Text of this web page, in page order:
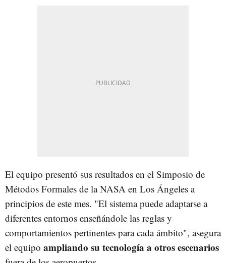
El equipo presentó sus resultados en el Simposio de
Métodos Formales de la NASA en Los Ángeles a
principios de este mes. "El sistema puede adaptarse a
diferentes entornos enseñándole las reglas y
comportamientos pertinentes para cada ámbito", asegura
el equipo ampliando su tecnología a otros escenarios